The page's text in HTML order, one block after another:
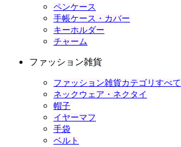
ペンケース
手帳ケース・カバー
キーホルダー
チャーム
ファッション雑貨
ファッション雑貨カテゴリすべて
ネックウェア・ネクタイ
帽子
イヤーマフ
手袋
ベルト